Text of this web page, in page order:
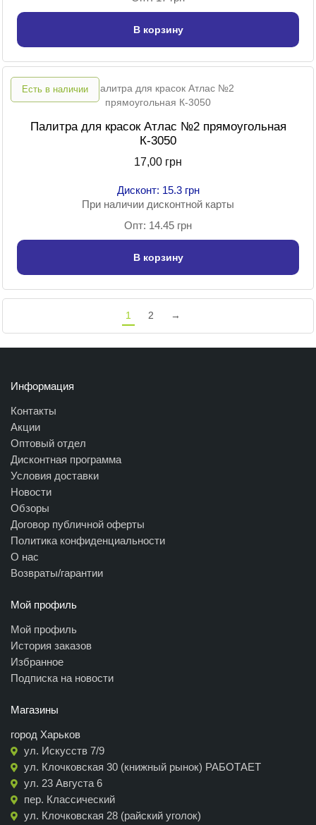
В корзину
Есть в наличии
Палитра для красок Атлас №2 прямоугольная
К-3050
17,00 грн
Дисконт: 15.3 грн
При наличии дисконтной карты
Опт: 14.45 грн
В корзину
1 2 →
Информация
Контакты
Акции
Оптовый отдел
Дисконтная программа
Условия доставки
Новости
Обзоры
Договор публичной оферты
Политика конфиденциальности
О нас
Возвраты/гарантии
Мой профиль
Мой профиль
История заказов
Избранное
Подписка на новости
Магазины
город Харьков
ул. Искусств 7/9
ул. Клочковская 30 (книжный рынок) РАБОТАЕТ
ул. 23 Августа 6
пер. Классический
ул. Клочковская 28 (райский уголок)